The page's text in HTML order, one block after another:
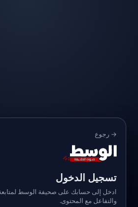
→ رجوع
تسجيل الدخول
ادخل إلى حسابك على صحيفة الوسط لمتابعة
والتفاعل مع المحتوى.